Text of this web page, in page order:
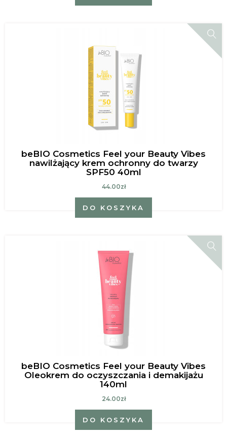
beBIO Cosmetics Feel your Beauty Vibes
nawilżający krem ochronny do twarzy
SPF50 40ml
44.00zł
DO KOSZYKA
beBIO Cosmetics Feel your Beauty Vibes
Oleokrem do oczyszczania i demakijażu
140ml
24.00zł
DO KOSZYKA